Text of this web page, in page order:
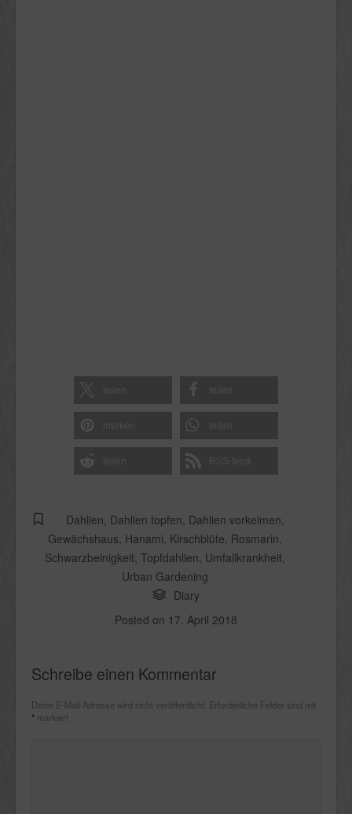
teilen teilen
teilen
teilen RSS-feed
Dahlien Dahlien topfen Dahlien vorkeimen
Gewächshaus Hanami Kirschblüte Rosmarin
Schwarzbeinigkeit Topfdahlien Umfallkrankheit
Urban Gardening
Diary
Posted on 17. April 2018
Schreibe einen Kommentar
Deine E-Mail-Adresse wird nicht veröffentlicht. Erforderliche Felder sind mit
* markiert